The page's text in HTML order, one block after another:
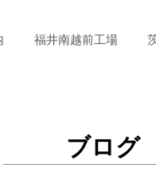
福井南越前工場
ブログ